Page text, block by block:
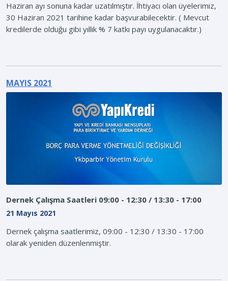
Haziran ayı sonuna kadar uzatılmıştır. İhtiyacı olan üyelerimiz,
30 Haziran 2021 tarihine kadar başvurabilecektir. ( Mevcut
kredilerde olduğu gibi yıllık % 7 katkı payı uygulanacaktır.)
MAYIS 2021
Dernek Çalışma Saatleri 09:00 - 12:30 / 13:30 - 17:00
21 Mayıs 2021
Dernek çalışma saatlerimiz, 09:00 - 12:30 / 13:30 - 17:00
olarak yeniden düzenlenmiştir.